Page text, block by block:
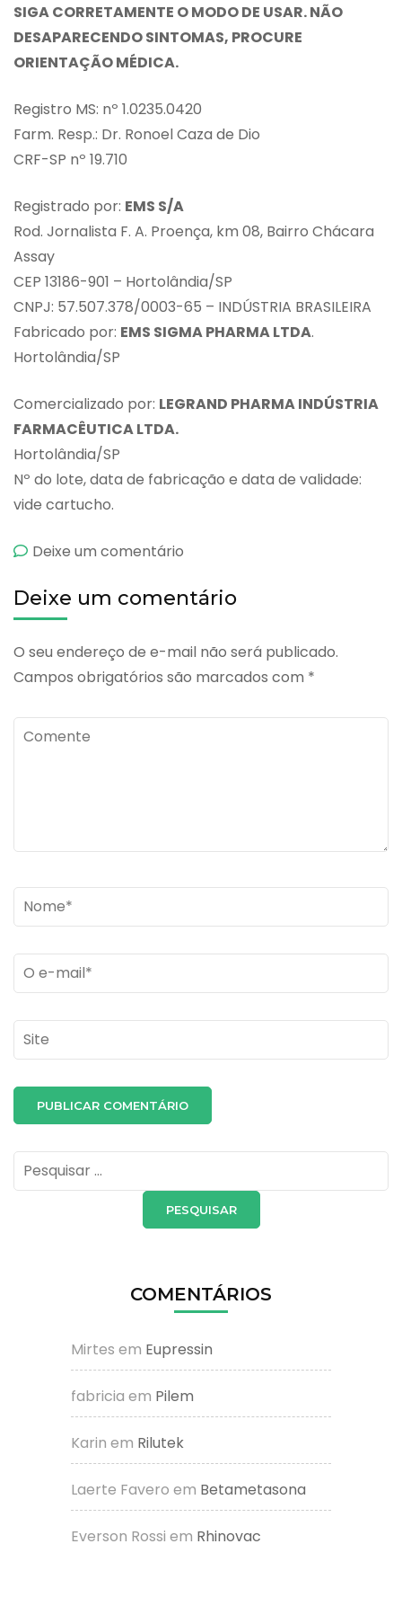
SIGA CORRETAMENTE O MODO DE USAR. NÃO
DESAPARECENDO SINTOMAS, PROCURE
ORIENTAÇÃO MÉDICA.
Registro MS: nº 1.0235.0420
Farm. Resp.: Dr. Ronoel Caza de Dio
CRF-SP nº 19.710
Registrado por: EMS S/A
Rod. Jornalista F. A. Proença, km 08, Bairro Chácara
Assay
CEP 13186-901 – Hortolândia/SP
CNPJ: 57.507.378/0003-65 – INDÚSTRIA BRASILEIRA
Fabricado por: EMS SIGMA PHARMA LTDA.
Hortolândia/SP
Comercializado por: LEGRAND PHARMA INDÚSTRIA
FARMACÊUTICA LTDA.
Hortolândia/SP
Nº do lote, data de fabricação e data de validade:
vide cartucho.
Deixe um comentário
Deixe um comentário
O seu endereço de e-mail não será publicado.
Campos obrigatórios são marcados com *
Comente
Name*
Email *
Site
Pesquisar
por:
COMENTÁRIOS
Mirtes em Eupressin
fabricia em Pilem
Karin em Rilutek
Laerte Favero em Betametasona
Everson Rossi em Rhinovac